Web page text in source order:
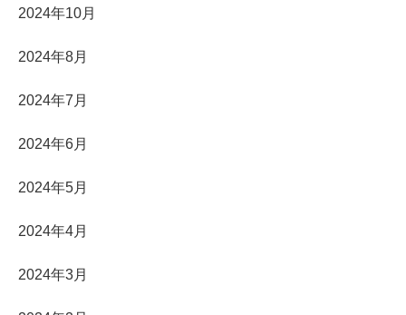
2024年10月
2024年8月
2024年7月
2024年6月
2024年5月
2024年4月
2024年3月